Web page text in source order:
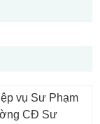
vụ Sư Phạm
CĐ Sư